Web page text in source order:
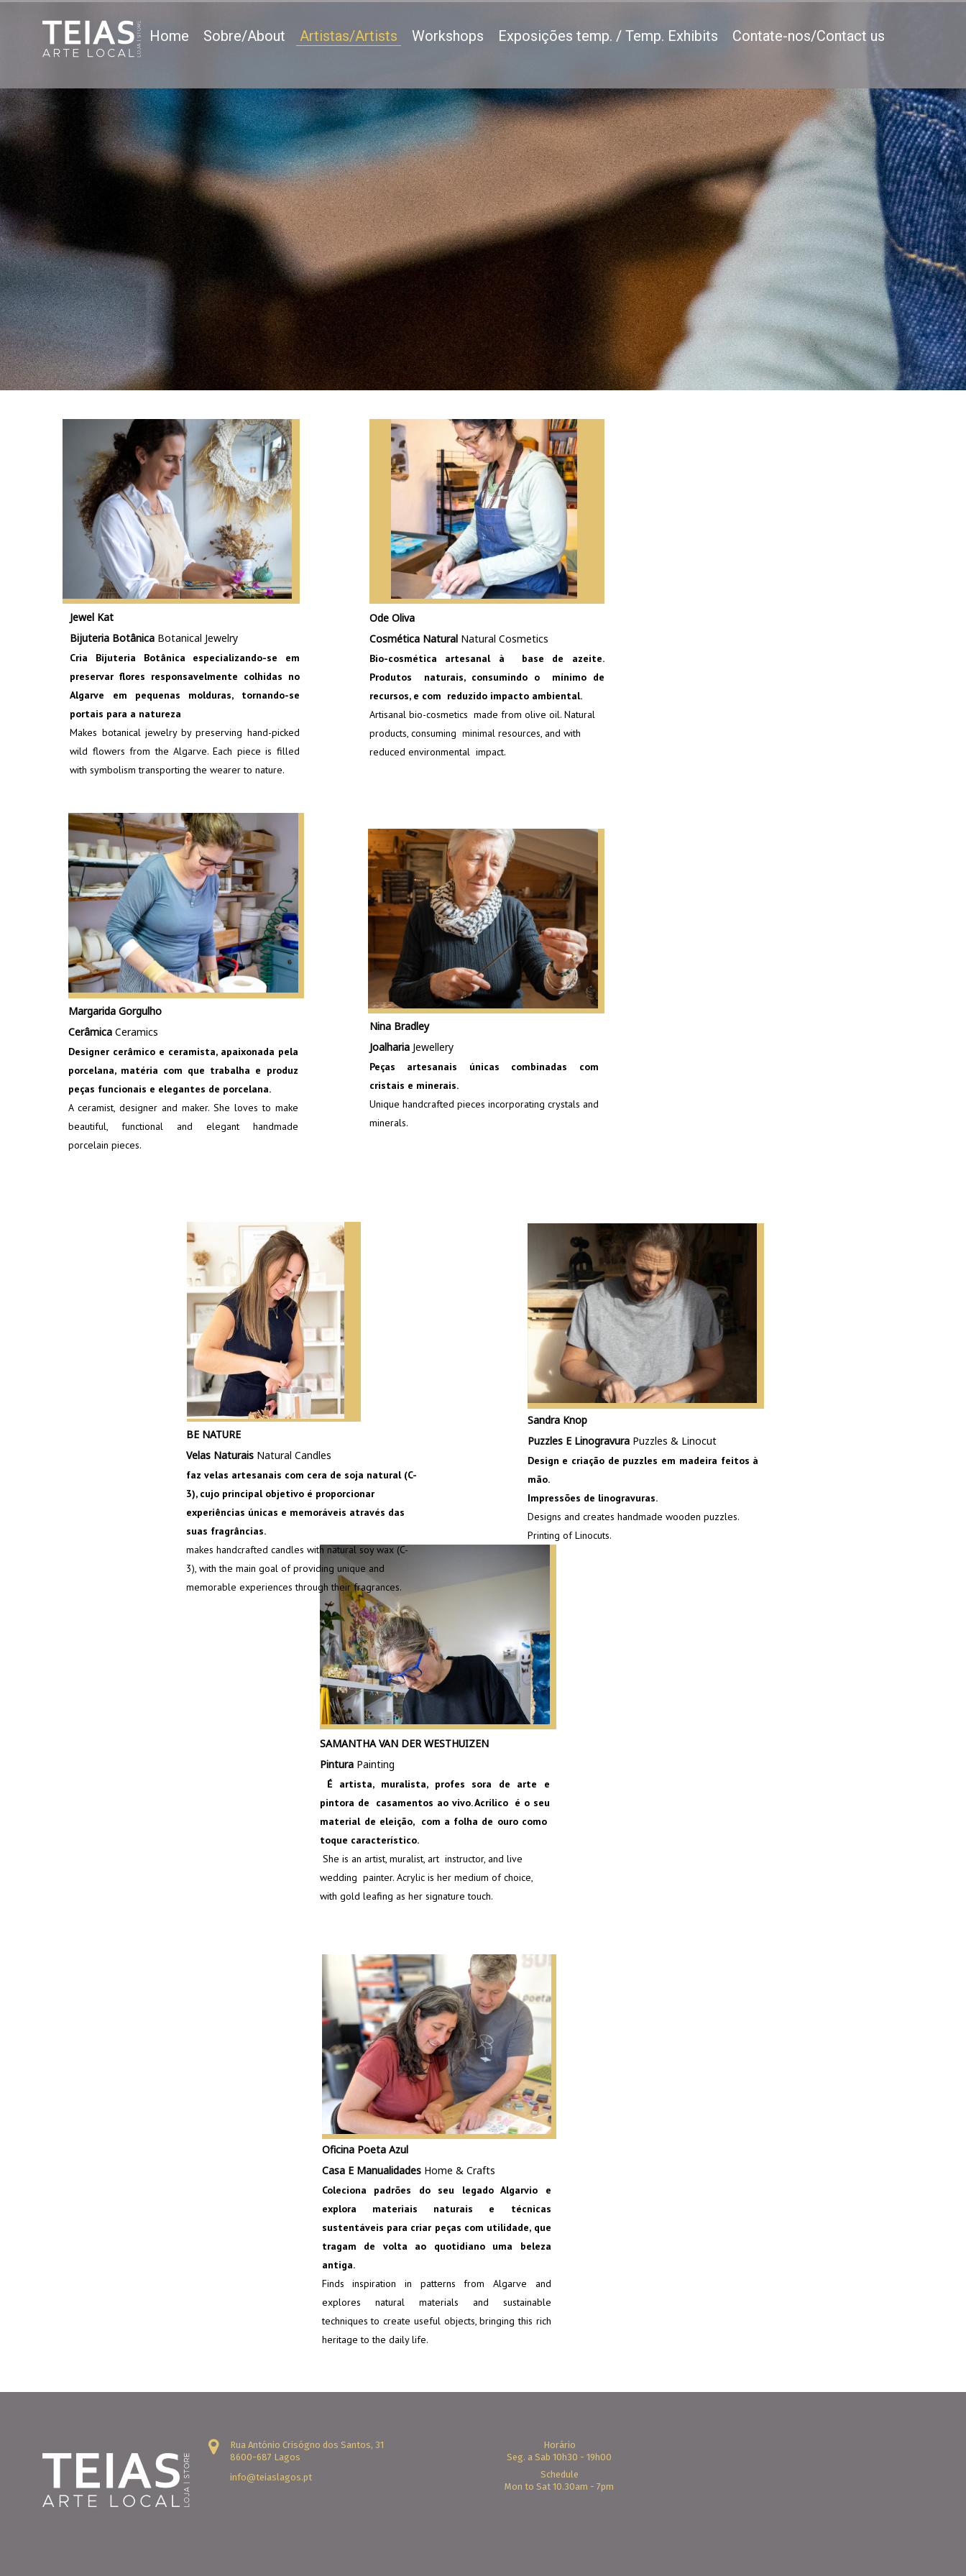
Home Sobre/About Artistas/Artists Workshops Exposições temp. / Temp. Exhibits Contate-nos/Contact us
Jewel Kat
Bijuteria Botânica Botanical Jewelry
Cria Bijuteria Botânica especializando-se em
preservar flores responsavelmente colhidas no
Algarve em pequenas molduras, tornando-se
portais para a natureza
Makes botanical jewelry by preserving hand-picked
wild flowers from the Algarve. Each piece is filled
with symbolism transporting the wearer to nature.
Margarida Gorgulho
CerâmicaCeramics
Designer cerâmico e ceramista, apaixonada pela
porcelana, matéria com que trabalha e produz
peças funcionais e elegantes de porcelana.
A ceramist, designer and maker. She loves to make
beautiful, functional and elegant handmade
porcelain pieces.
BE NATURE
Velas Naturais Natural Candles
faz velas artesanais com cera de soja natural (C-
3), cujo principal objetivo é proporcionar
experiências únicas e memoráveis através das
suas fragrâncias.
makes handcrafted candles with natural soy wax (C-
3), with the main goal of providing unique and
memorable experiences through their fragrances.
Ode Oliva
Cosmética Natural Natural Cosmetics
Bio-cosmética artesanal à base de azeite.
Produtos naturais, consumindo o mínimo de
recursos, e com reduzido impacto ambiental.
Artisanal bio-cosmetics made from olive oil. Natural
products, consuming minimal resources, and with
reduced environmental impact.
Nina Bradley
Joalharia Jewellery
Peças artesanais únicas combinadas com
cristais e minerais.
Unique handcrafted pieces incorporating crystals and
minerals.
Sandra Knop
Puzzles E Linogravura Puzzles & Linocut
Design e criação de puzzles em madeira feitos à
mão.
Impressões de linogravuras.
Designs and creates handmade wooden puzzles.
Printing of Linocuts.
SAMANTHA VAN DER WESTHUIZEN
Pintura Painting
É artista, muralista, profes sora de arte e
pintora de casamentos ao vivo. Acrílico é o seu
material de eleição, com a folha de ouro como
toque característico.
She is an artist, muralist, art instructor, and live
wedding painter. Acrylic is her medium of choice,
with gold leafing as her signature touch.
Oficina Poeta Azul
Casa E Manualidades Home & Crafts
Coleciona padrões do seu legado Algarvio e
explora materiais naturais e técnicas
sustentáveis para criar peças com utilidade, que
tragam de volta ao quotidiano uma beleza
antiga.
Finds inspiration in patterns from Algarve and
explores natural materials and sustainable
techniques to create useful objects, bringing this rich
heritage to the daily life.
Rua António Crisógno dos Santos, 31
8600-687 Lagos
info@teiaslagos.pt
Horário
Seg. a Sab 10h30 - 19h00
Schedule
Mon to Sat 10.30am - 7pm